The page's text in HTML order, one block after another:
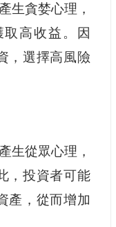
生貪婪心理，
高收益。因
，選擇高風險
生從眾心理，
，投資者可能
產，從而增加